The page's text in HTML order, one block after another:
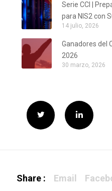
Serie CCI |
para NIS2 con
14 julio, 2026
Ganadores del
2026
30 marzo, 2026
Share : Email